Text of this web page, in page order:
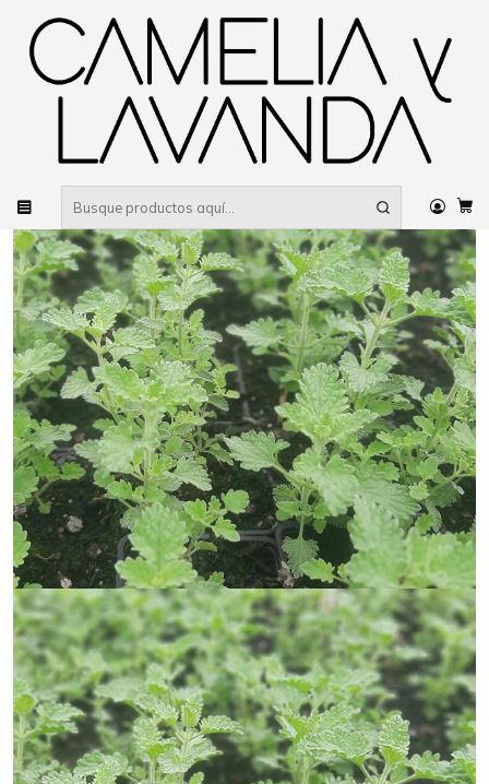
Inicio Planta Plantas Cubresuelos
Nepeta Mussinii (5 unidades)